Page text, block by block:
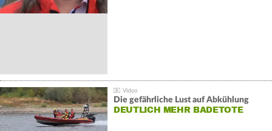
Die gefährliche Lust auf Abkühlung
DEUTLICH MEHR BADETOTE